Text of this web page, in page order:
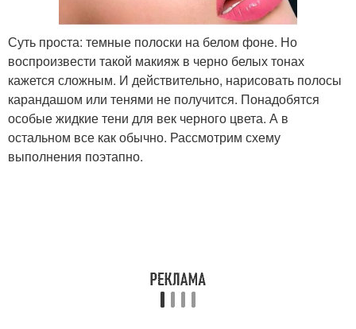
Суть проста: темные полоски на белом фоне. Но
воспроизвести такой макияж в черно белых тонах
кажется сложным. И действительно, нарисовать полосы
карандашом или тенями не получится. Понадобятся
особые жидкие тени для век черного цвета. А в
остальном все как обычно. Рассмотрим схему
выполнения поэтапно.